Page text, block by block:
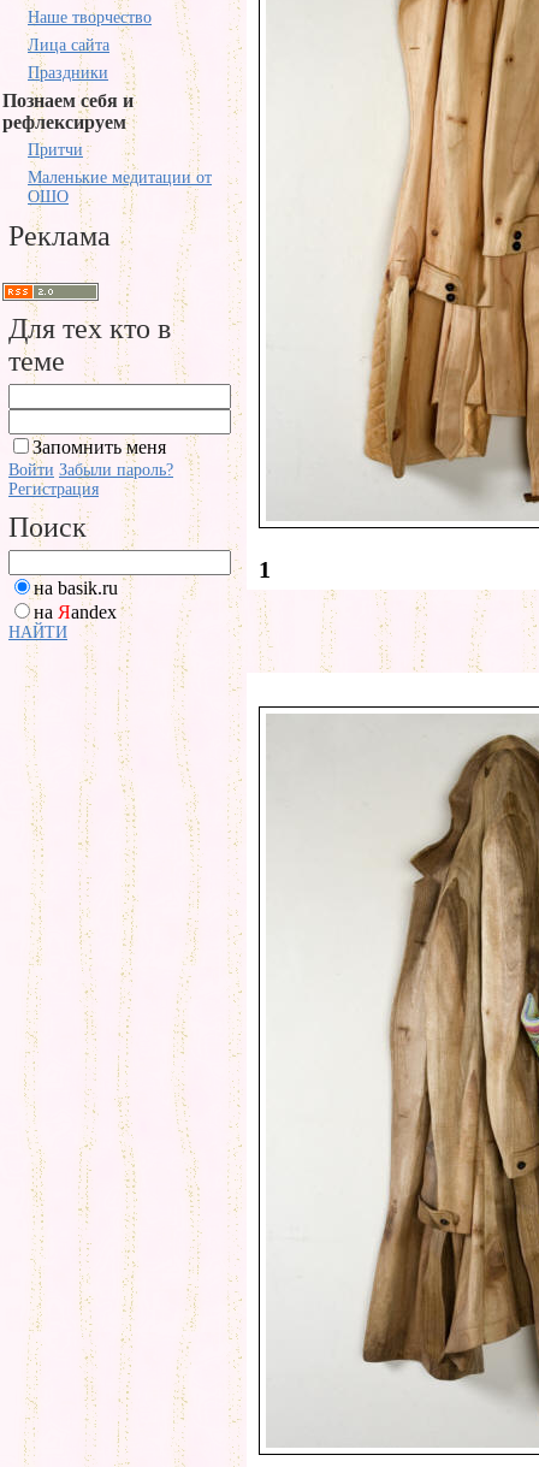
Наше творчество
Лица сайта
Праздники
Познаем себя и
рефлексируем
Притчи
Маленькие медитации от
ОШО
Реклама
Для тех кто в
теме
Запомнить меня
Войти Забыли пароль?
Регистрация
Поиск
на basik.ru
на Яandex
НАЙТИ
1